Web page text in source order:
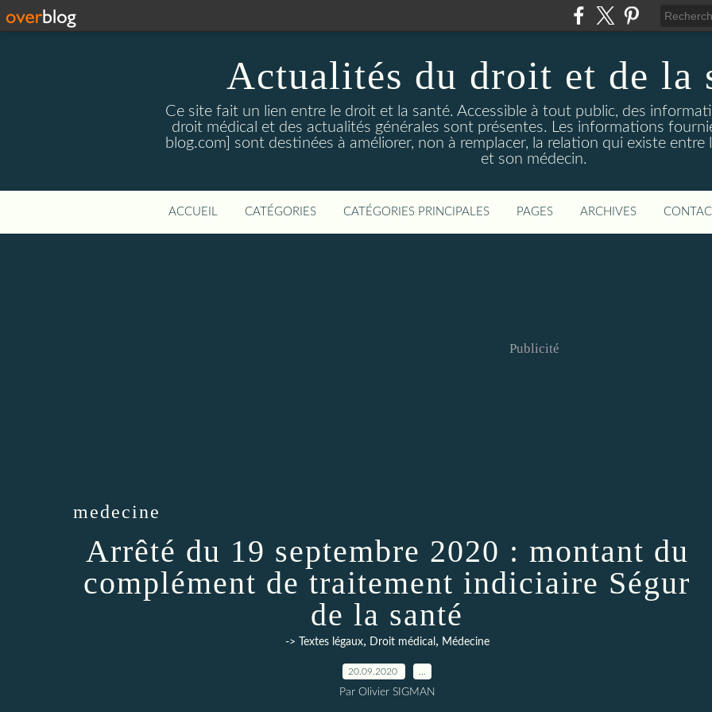
Actualités du droit et de la
Ce site fait un lien entre le droit et la santé. Accessible à tout public, des
droit médical et des actualités générales sont présentes. Les informations
blog.com] sont destinées à améliorer, non à remplacer, la relation qui existe
et son médecin.
ACCUEIL CATÉGORIES CATÉGORIES PRINCIPALES PAGES ARCHIVES
Publicité
medecine
Arrêté du 19 septembre 2020 : montant du
complément de traitement indiciaire Ségur
de la santé
-> Textes légaux, Droit médical , Médecine
20.09.2020
Par Olivier SIGMAN